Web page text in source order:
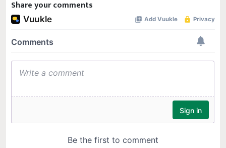
Share your comments